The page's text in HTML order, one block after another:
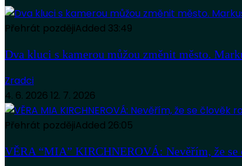
Přehrát pozdějiAdded 33:49
Dva kluci s kamerou můžou změnit město.
Zradci
4. 6. 2026 12. 7. 2026
Přehrát pozdějiAdded 26:05
VĚRA “MIA” KIRCHNEROVÁ: Nevěřím, že